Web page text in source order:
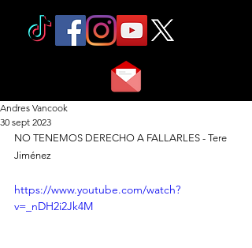
Andres Vancook
30 sept 2023
NO TENEMOS DERECHO A FALLARLES - Tere
Jiménez
https://www.youtube.com/watch?
v=_nDH2i2Jk4M